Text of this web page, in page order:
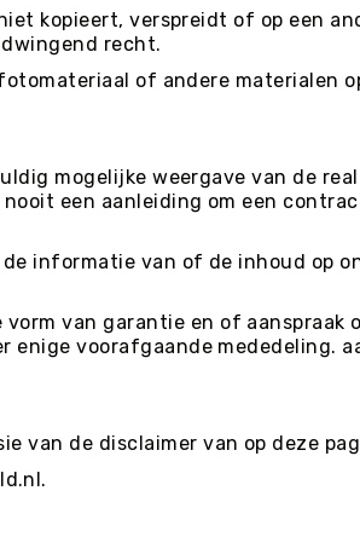
kopieert, verspreidt of op een
recht.
of andere materialen
mogelijke weergave van de
een aanleiding om een
informatie van of de inhoud op
van garantie en of aanspraak
voorafgaande mededeling.
van de disclaimer van op deze